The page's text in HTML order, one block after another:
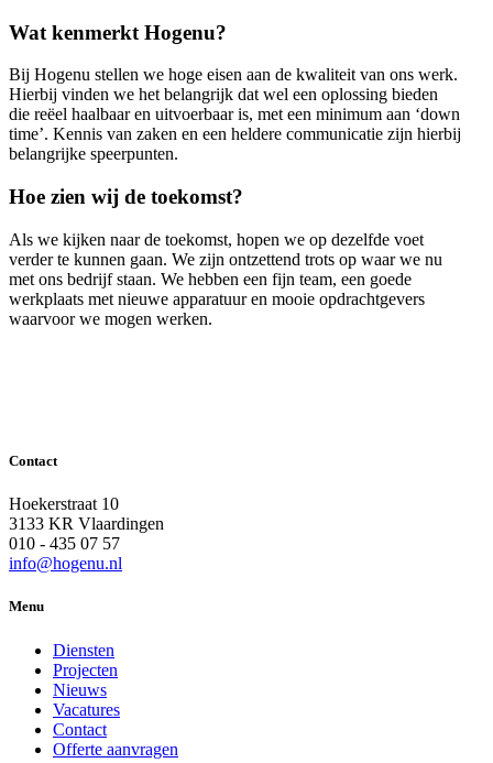
Wat kenmerkt Hogenu?
Bij Hogenu stellen we hoge eisen aan de kwaliteit van ons werk.
Hierbij vinden we het belangrijk dat wel een oplossing bieden
die reëel haalbaar en uitvoerbaar is, met een minimum aan ‘down
time’. Kennis van zaken en een heldere communicatie zijn hierbij
belangrijke speerpunten.
Hoe zien wij de toekomst?
Als we kijken naar de toekomst, hopen we op dezelfde voet
verder te kunnen gaan. We zijn ontzettend trots op waar we nu
met ons bedrijf staan. We hebben een fijn team, een goede
werkplaats met nieuwe apparatuur en mooie opdrachtgevers
waarvoor we mogen werken.
Contact
Hoekerstraat 10
3133 KR Vlaardingen
010 - 435 07 57
info@hogenu.nl
Menu
Diensten
Projecten
Nieuws
Vacatures
Contact
Offerte aanvragen